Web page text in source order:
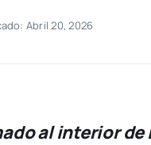
Abril 20, 2026
al interior